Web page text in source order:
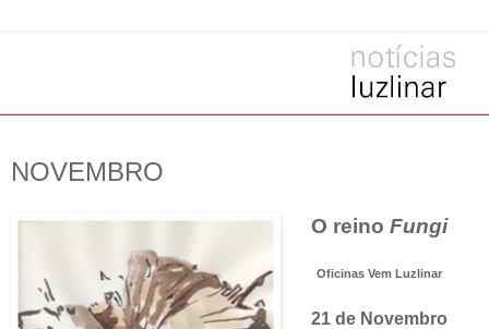
NOVEMBRO
O reino Fungi
Oficinas Vem Luzlinar
21 de Novembro